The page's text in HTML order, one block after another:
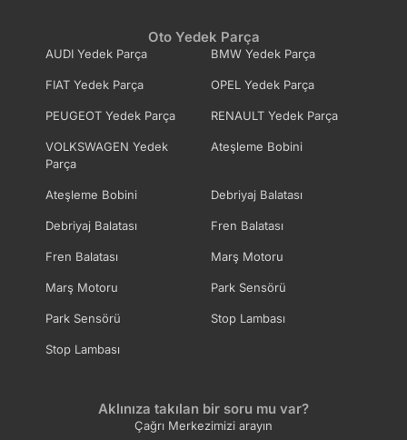
Oto Yedek Parça
AUDI Yedek Parça BMW Yedek Parça
FIAT Yedek Parça OPEL Yedek Parça
PEUGEOT Yedek Parça RENAULT Yedek Parça
VOLKSWAGEN Yedek
Parça
Ateşleme Bobini
Ateşleme Bobini Debriyaj Balatası
Debriyaj Balatası Fren Balatası
Fren Balatası Marş Motoru
Marş Motoru Park Sensörü
Park Sensörü Stop Lambası
Stop Lambası
Aklınıza takılan bir soru mu var?
Çağrı Merkezimizi arayın